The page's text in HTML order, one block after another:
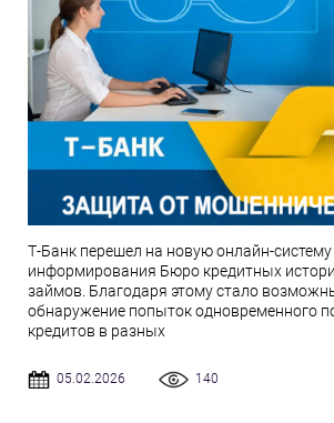
Т-Банк перешел на новую онлайн-
информирования Бюро кредитных
займов. Благодаря этому стало
обнаружение попыток одновременного
кредитов в разных
05.02.2026 140